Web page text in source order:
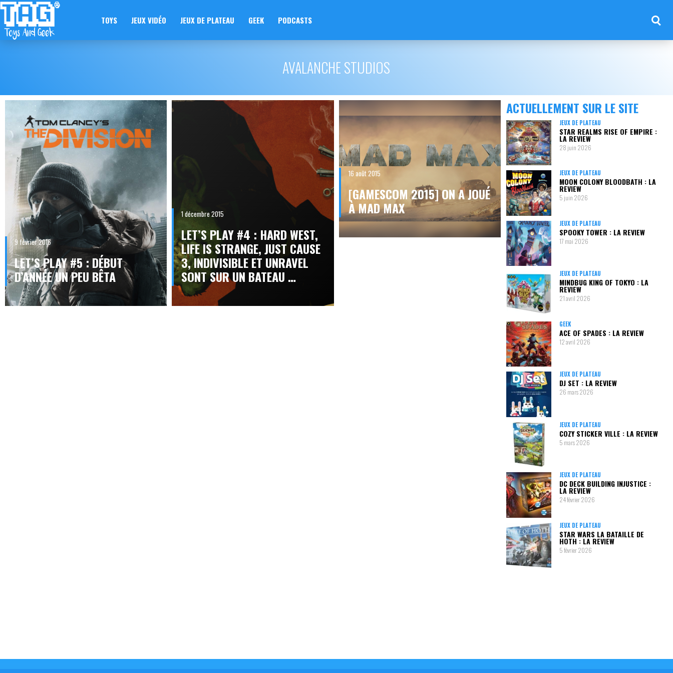
TOYS JEUX VIDÉO JEUX DE PLATEAU GEEK PODCASTS
AVALANCHE STUDIOS
9 février 2016
LET’S PLAY #5 : DÉBUT
D’ANNÉE UN PEU BÊTA
1 décembre 2015
LET’S PLAY #4 : HARD WEST,
LIFE IS STRANGE, JUST CAUSE
3, INDIVISIBLE ET UNRAVEL
SONT SUR UN BATEAU …
16 août 2015
[GAMESCOM 2015] ON A JOUÉ
À MAD MAX
ACTUELLEMENT SUR LE SITE
JEUX DE PLATEAU
STAR REALMS RISE OF EMPIRE :
LA REVIEW
28 juin 2026
JEUX DE PLATEAU
MOON COLONY BLOODBATH : LA
REVIEW
5 juin 2026
JEUX DE PLATEAU
SPOOKY TOWER : LA REVIEW
17 mai 2026
JEUX DE PLATEAU
MINDBUG KING OF TOKYO : LA
REVIEW
21 avril 2026
GEEK
ACE OF SPADES : LA REVIEW
12 avril 2026
JEUX DE PLATEAU
DJ SET : LA REVIEW
26 mars 2026
JEUX DE PLATEAU
COZY STICKER VILLE : LA REVIEW
5 mars 2026
JEUX DE PLATEAU
DC DECK BUILDING INJUSTICE :
LA REVIEW
24 février 2026
JEUX DE PLATEAU
STAR WARS LA BATAILLE DE
HOTH : LA REVIEW
5 février 2026